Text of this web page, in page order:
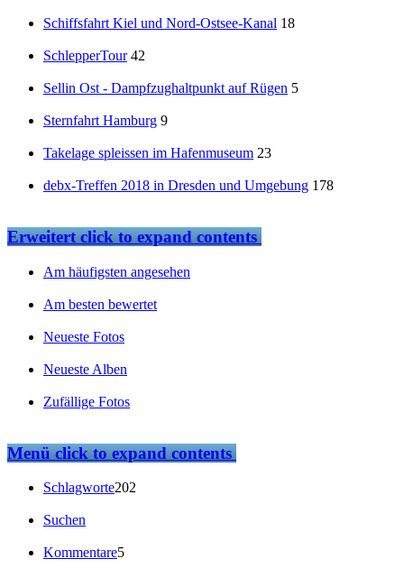
Schiffsfahrt Kiel und Nord-Ostsee-Kanal 18
SchlepperTour 42
Sellin Ost - Dampfzughaltpunkt auf Rügen 5
Sternfahrt Hamburg 9
Takelage spleissen im Hafenmuseum 23
debx-Treffen 2018 in Dresden und Umgebung 178
Erweitertclick to expand contents
Am häufigsten angesehen
Am besten bewertet
Neueste Fotos
Neueste Alben
Zufällige Fotos
Menüclick to expand contents
Schlagworte202
Suchen
Kommentare5